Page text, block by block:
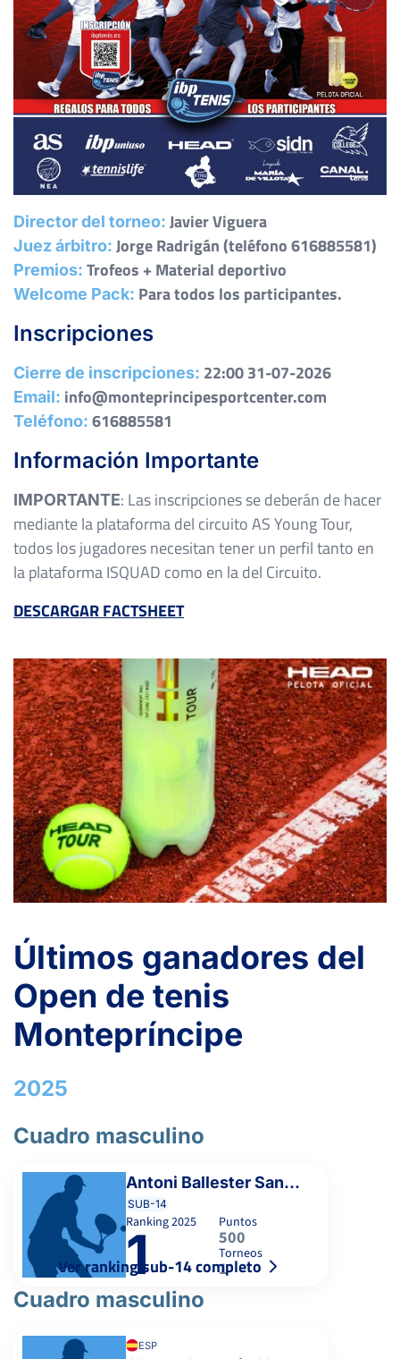
Director del torneo: Javier Viguera
Juez árbitro: Jorge Radrigán (teléfono 616885581)
Premios: Trofeos + Material deportivo
Welcome Pack: Para todos los participantes.
Inscripciones
Cierre de inscripciones: 22:00 31-07-2026
Email: info@monteprincipesportcenter.com
Teléfono: 616885581
Información Importante
IMPORTANTE: Las inscripciones se deberán de hacer
mediante la plataforma del circuito AS Young Tour,
todos los jugadores necesitan tener un perfil tanto en
la plataforma ISQUAD como en la del Circuito.
DESCARGAR FACTSHEET
Últimos ganadores del
Open de tenis
Montepríncipe
2025
Cuadro masculino
Antoni Ballester Sanchez
SUB-14
Ranking2025
1 Puntos
500
Torneos
1
Ver ranking sub-14 completo
Cuadro masculino
ESP